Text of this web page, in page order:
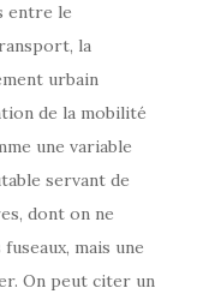
entre le
la
urbain
de la mobilité
une variable
servant de
dont on ne
mais une
On peut citer un